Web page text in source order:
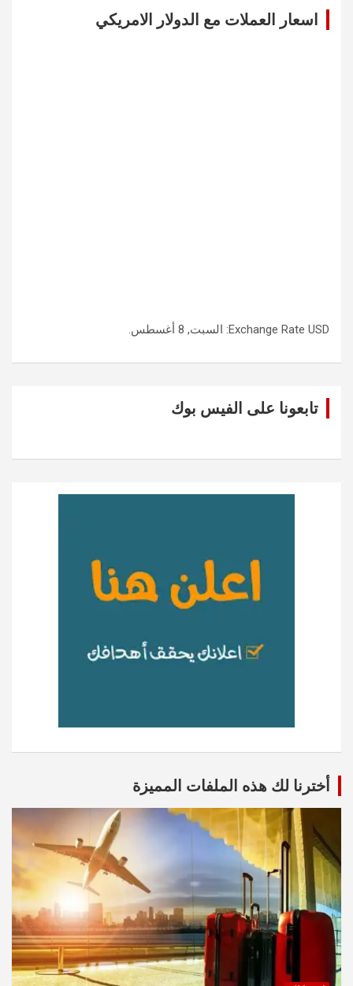
اسعار العملات مع الدولار الامريكي
Exchange Rate USD : السبت, 8 أغسطس.
تابعونا على الفيس بوك
أخترنا لك هذه الملفات المميزة